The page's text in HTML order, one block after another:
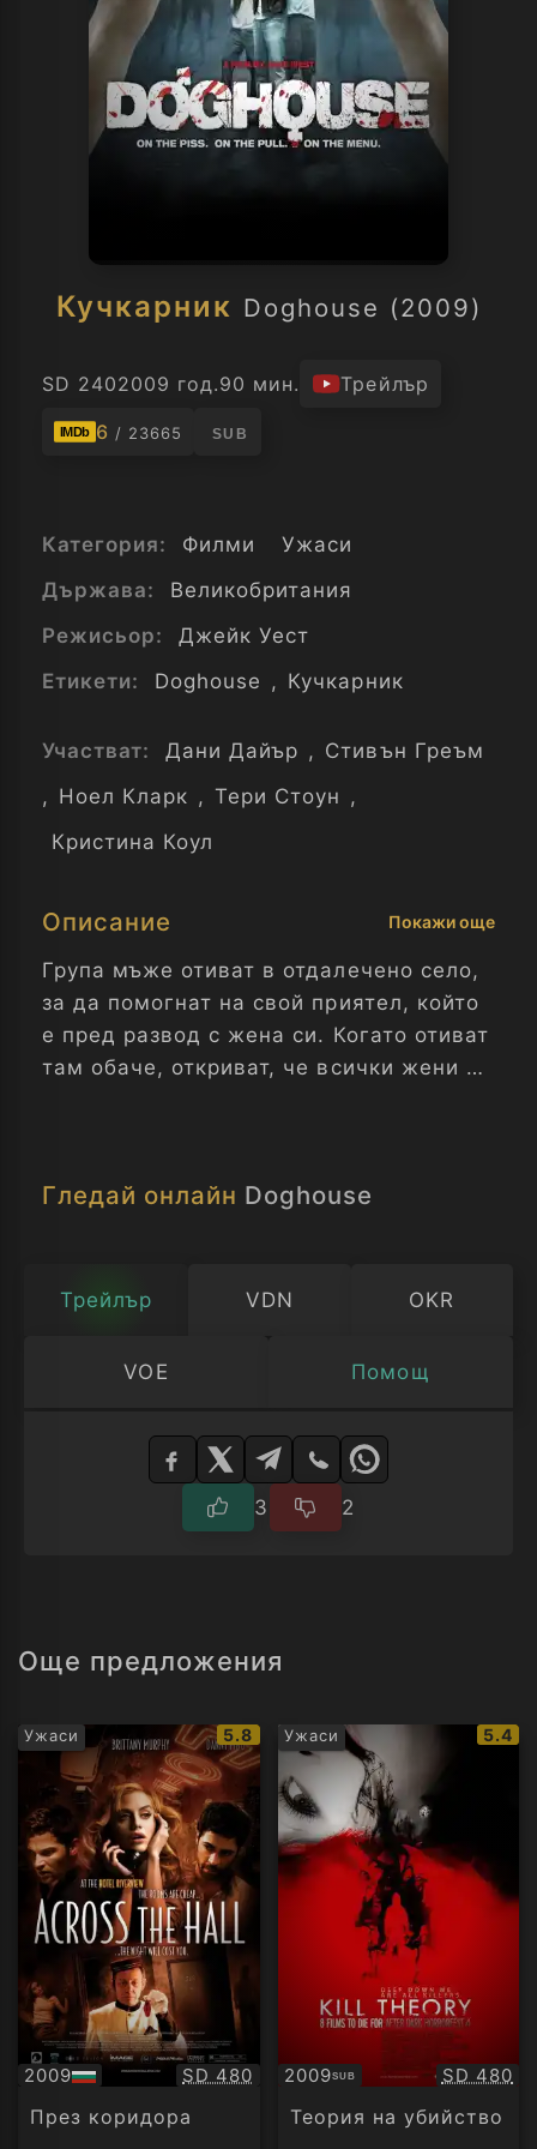
Кучкарник Doghouse (2009)
SD 2402009 год.90 мин. Трейлър
IMDb 6 / 23665 SUB
Категория: Филми
Ужаси
Държава:
Великобритания
Режисьор:
Джейк Уест
Етикети:
Doghouse , Кучкарник
Участват: Дани Дайър , Стивън Греъм
, Ноел Кларк , Тери Стоун ,
Кристина Коул
Описание Покажи още
Група мъже отиват в отдалечено село,
за да помогнат на свой приятел, който
е пред развод с жена си. Когато отиват
там обаче, откриват, че всички жени са
Гледай онлайн Doghouse
Трейлър VDN OKR
VOE Помощ
Изберете
3 2
Още предложения
Ужаси
IMDb
рейтинг:
5.8
2009
БГ
аудио
Качество:
SD 480
През коридора
Ужаси
IMDb
5.4
2009SUB
Субтитри SD 480
Теория на убийство